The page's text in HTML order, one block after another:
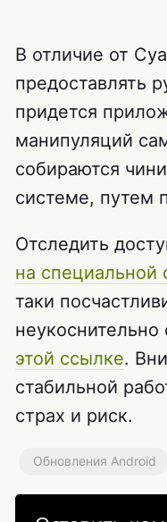
В отличие от
предоставлять
придется
манипуляций
собираются
системе, путем
Отследить
на специальной
таки
этой ссылке.
стабильной
страх и риск.
Обновления Android